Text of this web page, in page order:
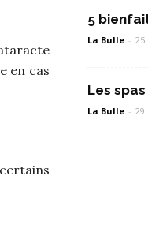
en cas
5
La Bulle - 25
Les
La Bulle - 29